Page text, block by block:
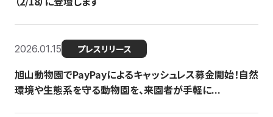
2026.01.15 プレスリリース
旭山動物園でPayPayによるキャッシュレス募金開始！自然
環境や生態系を守る動物園を、来園者が手軽に...